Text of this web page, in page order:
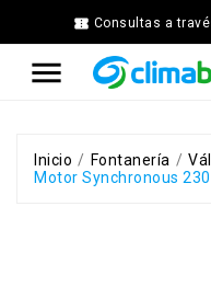
 Consultas a

Home
Agua
Chimenea
Modular
Inicio Fontanería
Motor Synchronous